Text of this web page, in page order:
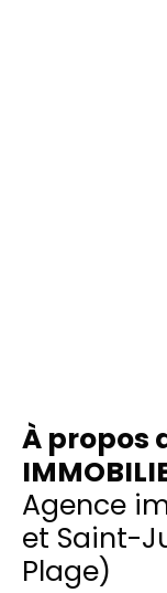
À propos
Agence
et Saint-
Plage)